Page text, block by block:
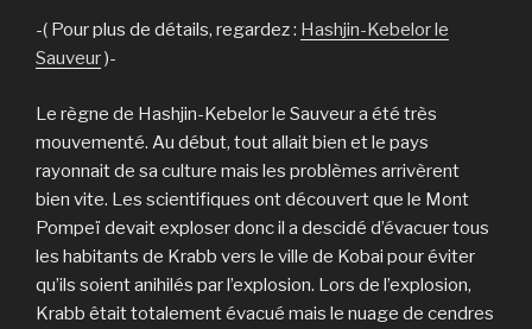
-( Pour plus de détails, regardez : Hashjin-Kebelor le
Sauveur)-
Le règne de Hashjin-Kebelor le Sauveur a été très
mouvementé. Au début, tout allait bien et le pays
rayonnait de sa culture mais les problèmes arrivèrent
bien vite. Les scientifiques ont découvert que le Mont
Pompeï devait exploser donc il a descidé d’évacuer tous
les habitants de Krabb vers le ville de Kobai pour éviter
qu’ils soient anihilés par l’explosion. Lors de l’explosion,
Krabb êtait totalement évacué mais le nuage de cendres